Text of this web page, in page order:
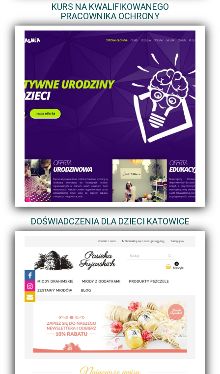
KURS NA KWALIFIKOWANEGO
PRACOWNIKA OCHRONY
DOŚWIADCZENIA DLA DZIECI KATOWICE